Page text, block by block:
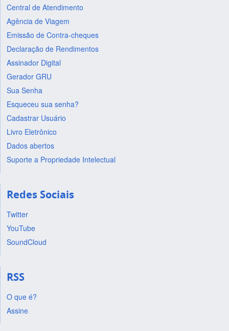
Central de Atendimento
Agência de Viagem
Emissão de Contra-cheques
Declaração de Rendimentos
Assinador Digital
Gerador GRU
Sua Senha
Esqueceu sua senha?
Cadastrar Usuário
Livro Eletrônico
Dados abertos
Suporte a Propriedade Intelectual
Redes Sociais
Twitter
YouTube
SoundCloud
RSS
O que é?
Assine